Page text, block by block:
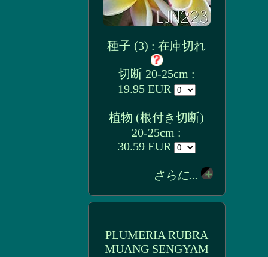
種子 (3) : 在庫切れ
切断 20-25cm :
19.95 EUR
植物 (根付き切断)
20-25cm :
30.59 EUR
さらに...
PLUMERIA RUBRA
MUANG SENGYAM